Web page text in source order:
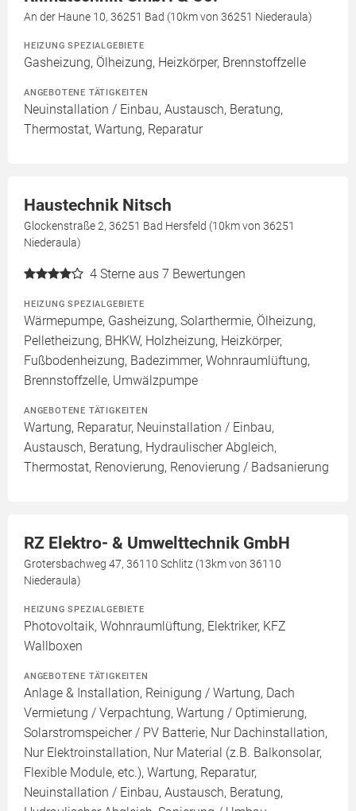
An der Haune 10, 36251 Bad (10km von 36251 Niederaula)
HEIZUNG SPEZIALGEBIETE
Gasheizung, Ölheizung, Heizkörper, Brennstoffzelle
ANGEBOTENE TÄTIGKEITEN
Neuinstallation / Einbau, Austausch, Beratung,
Thermostat, Wartung, Reparatur
Haustechnik Nitsch
Glockenstraße 2, 36251 Bad Hersfeld (10km von 36251
Niederaula)
4 Sterne aus 7 Bewertungen
HEIZUNG SPEZIALGEBIETE
Wärmepumpe, Gasheizung, Solarthermie, Ölheizung,
Pelletheizung, BHKW, Holzheizung, Heizkörper,
Fußbodenheizung, Badezimmer, Wohnraumlüftung,
Brennstoffzelle, Umwälzpumpe
ANGEBOTENE TÄTIGKEITEN
Wartung, Reparatur, Neuinstallation / Einbau,
Austausch, Beratung, Hydraulischer Abgleich,
Thermostat, Renovierung, Renovierung / Badsanierung
RZ Elektro- & Umwelttechnik GmbH
Grotersbachweg 47, 36110 Schlitz (13km von 36110
Niederaula)
HEIZUNG SPEZIALGEBIETE
Photovoltaik, Wohnraumlüftung, Elektriker, KFZ
Wallboxen
ANGEBOTENE TÄTIGKEITEN
Anlage & Installation, Reinigung / Wartung, Dach
Vermietung / Verpachtung, Wartung / Optimierung,
Solarstromspeicher / PV Batterie, Nur Dachinstallation,
Nur Elektroinstallation, Nur Material (z.B. Balkonsolar,
Flexible Module, etc.), Wartung, Reparatur,
Neuinstallation / Einbau, Austausch, Beratung,